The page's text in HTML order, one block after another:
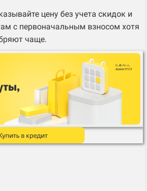
цену без учета скидок и
с первоначальным взносом хотя
чаще.